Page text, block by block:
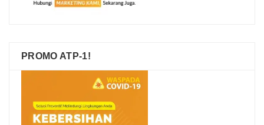
PROMO ATP-1!